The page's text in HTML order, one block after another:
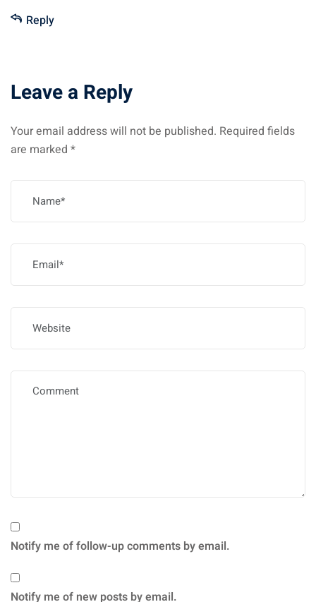
Reply
Leave a Reply
Your email address will not be published. Required fields
are marked *
Notify me of follow-up comments by email.
Notify me of new posts by email.